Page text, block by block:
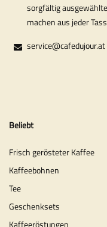
sorgfältig
machen aus jeder
service@cafedujour.at
Beliebt
Frisch gerösteter Kaffee
Kaffeebohnen
Tee
Geschenksets
Kaffeeröstungen